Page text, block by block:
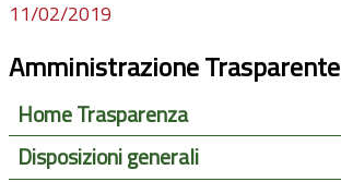
11/02/2019
Amministrazione Trasparente
Home Trasparenza
Disposizioni generali